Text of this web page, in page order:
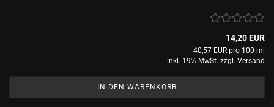
14,20 EUR
40,57 EUR pro 100 ml
inkl. 19% MwSt. zzgl. Versand
IN DEN WARENKORB